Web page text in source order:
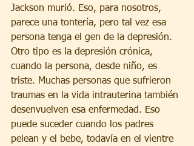
Jackson murió. Eso, para nosotros,
parece una tontería, pero tal vez esa
persona tenga el gen de la depresión.
Otro tipo es la depresión crónica,
cuando la persona, desde niño, es
triste. Muchas personas que sufrieron
traumas en la vida intrauterina también
desenvuelven esa enfermedad. Eso
puede suceder cuando los padres
pelean y el bebe, todavía en el vientre